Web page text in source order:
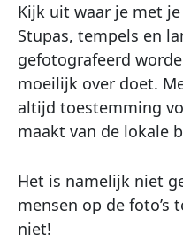
Kijk uit waar je met
Stupas, tempels en
gefotografeerd
moeilijk over doet.
altijd toestemming
maakt van de lokale
Het is namelijk niet
mensen op de foto’s
niet!